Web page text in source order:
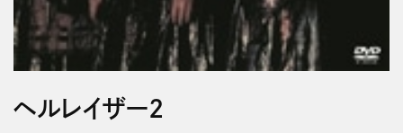
ヘルレイザー2